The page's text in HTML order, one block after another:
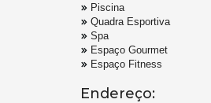
Piscina
Quadra Esportiva
Spa
Espaço Gourmet
Espaço Fitness
Endereço: